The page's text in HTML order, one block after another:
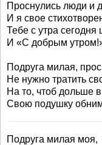
Проснулись люди и
И я свое
Тебе с утра
И «С добрым
Подруга милая,
Не нужно тратить
На то, чтоб дольше
Свою подушку
Подруга милая моя,